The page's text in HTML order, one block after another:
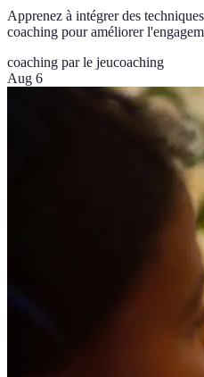
Apprenez à intégrer des
coaching pour améliorer
coaching par le jeucoaching
Aug 6